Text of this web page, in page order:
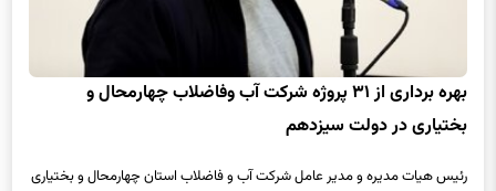
بهره برداری از ۳۱ پروژه شرکت آب وفاضلاب چهارمحال و
بختیاری در دولت سیزدهم
رئیس هیات مدیره و مدیر عامل شرکت آب و فاضلاب استان چهارمحال و بختیاری